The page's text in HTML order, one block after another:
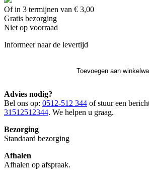
Of in 3 termijnen van € 3,00
Gratis bezorging
Niet op voorraad
Informeer naar de levertijd
Toevoegen aan
Advies nodig?
Bel ons op: 0512-512 344 of stuur een
31512512344. We helpen u graag.
Bezorging
Standaard bezorging
Afhalen
Afhalen op afspraak.